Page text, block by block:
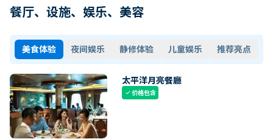
餐厅、设施、娱乐、美容
美食体验 夜间娱乐 静修体验 儿童娱乐 推荐亮点
太平洋月亮餐廳
check价格包含